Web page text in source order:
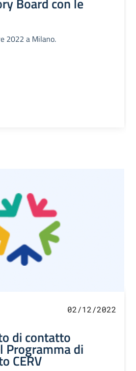
2022 a Milano.
02/12/2022
di contatto
Programma di
CERV